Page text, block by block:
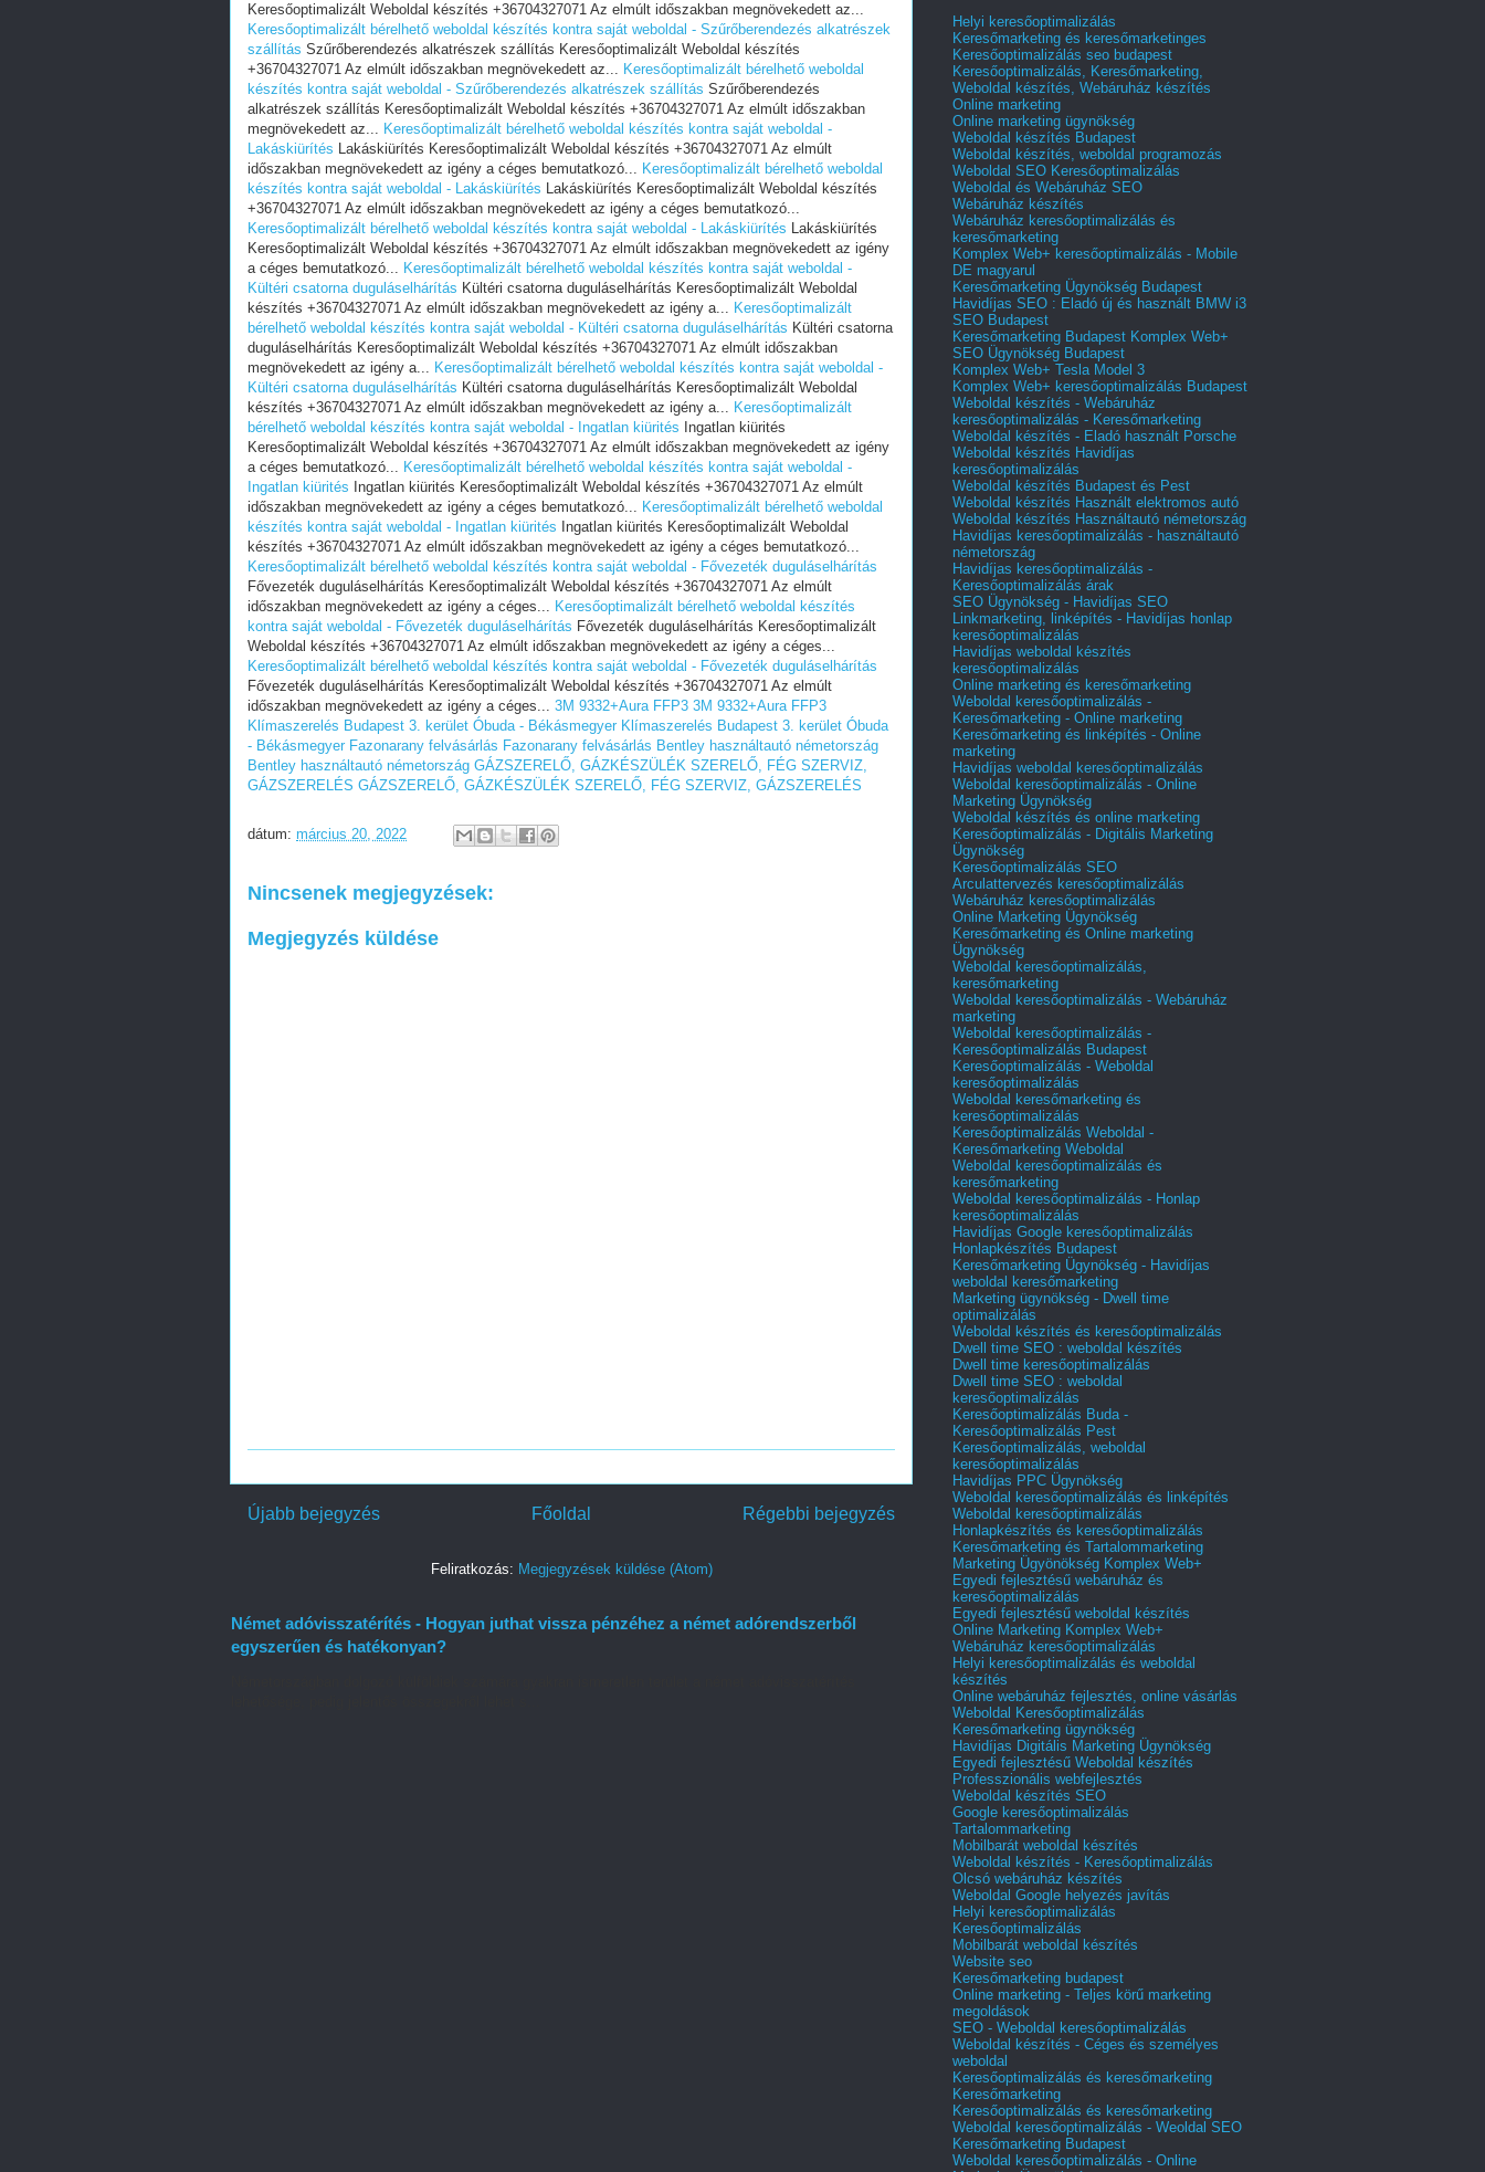
Keresőoptimalizált Weboldal készítés +36704327071 Az elmúlt időszakban megnövekedett az...
Keresőoptimalizált bérelhető weboldal készítés kontra saját weboldal - Szűrőberendezés alkatrészek
szállítás Szűrőberendezés alkatrészek szállítás Keresőoptimalizált Weboldal készítés
+36704327071 Az elmúlt időszakban megnövekedett az... Keresőoptimalizált bérelhető weboldal
készítés kontra saját weboldal - Szűrőberendezés alkatrészek szállítás Szűrőberendezés
alkatrészek szállítás Keresőoptimalizált Weboldal készítés +36704327071 Az elmúlt időszakban
megnövekedett az... Keresőoptimalizált bérelhető weboldal készítés kontra saját weboldal -
Lakáskiürítés Lakáskiürítés Keresőoptimalizált Weboldal készítés +36704327071 Az elmúlt
időszakban megnövekedett az igény a céges bemutatkozó... Keresőoptimalizált bérelhető weboldal
készítés kontra saját weboldal - Lakáskiürítés Lakáskiürítés Keresőoptimalizált Weboldal készítés
+36704327071 Az elmúlt időszakban megnövekedett az igény a céges bemutatkozó...
Keresőoptimalizált bérelhető weboldal készítés kontra saját weboldal - Lakáskiürítés Lakáskiürítés
Keresőoptimalizált Weboldal készítés +36704327071 Az elmúlt időszakban megnövekedett az igény
a céges bemutatkozó... Keresőoptimalizált bérelhető weboldal készítés kontra saját weboldal -
Kültéri csatorna duguláselhárítás Kültéri csatorna duguláselhárítás Keresőoptimalizált Weboldal
készítés +36704327071 Az elmúlt időszakban megnövekedett az igény a... Keresőoptimalizált
bérelhető weboldal készítés kontra saját weboldal - Kültéri csatorna duguláselhárítás Kültéri csatorna
duguláselhárítás Keresőoptimalizált Weboldal készítés +36704327071 Az elmúlt időszakban
megnövekedett az igény a... Keresőoptimalizált bérelhető weboldal készítés kontra saját weboldal -
Kültéri csatorna duguláselhárítás Kültéri csatorna duguláselhárítás Keresőoptimalizált Weboldal
készítés +36704327071 Az elmúlt időszakban megnövekedett az igény a... Keresőoptimalizált
bérelhető weboldal készítés kontra saját weboldal - Ingatlan kiürités Ingatlan kiürités
Keresőoptimalizált Weboldal készítés +36704327071 Az elmúlt időszakban megnövekedett az igény
a céges bemutatkozó... Keresőoptimalizált bérelhető weboldal készítés kontra saját weboldal -
Ingatlan kiürités Ingatlan kiürités Keresőoptimalizált Weboldal készítés +36704327071 Az elmúlt
időszakban megnövekedett az igény a céges bemutatkozó... Keresőoptimalizált bérelhető weboldal
készítés kontra saját weboldal - Ingatlan kiürités Ingatlan kiürités Keresőoptimalizált Weboldal
készítés +36704327071 Az elmúlt időszakban megnövekedett az igény a céges bemutatkozó...
Keresőoptimalizált bérelhető weboldal készítés kontra saját weboldal - Fővezeték duguláselhárítás
Fővezeték duguláselhárítás Keresőoptimalizált Weboldal készítés +36704327071 Az elmúlt
időszakban megnövekedett az igény a céges... Keresőoptimalizált bérelhető weboldal készítés
kontra saját weboldal - Fővezeték duguláselhárítás Fővezeték duguláselhárítás Keresőoptimalizált
Weboldal készítés +36704327071 Az elmúlt időszakban megnövekedett az igény a céges...
Keresőoptimalizált bérelhető weboldal készítés kontra saját weboldal - Fővezeték duguláselhárítás
Fővezeték duguláselhárítás Keresőoptimalizált Weboldal készítés +36704327071 Az elmúlt
időszakban megnövekedett az igény a céges... 3M 9332+Aura FFP3 3M 9332+Aura FFP3
Klímaszerelés Budapest 3. kerület Óbuda - Békásmegyer Klímaszerelés Budapest 3. kerület Óbuda
- Békásmegyer Fazonarany felvásárlás Fazonarany felvásárlás Bentley használtautó németország
Bentley használtautó németország GÁZSZERELŐ, GÁZKÉSZÜLÉK SZERELŐ, FÉG SZERVIZ,
GÁZSZERELÉS GÁZSZERELŐ, GÁZKÉSZÜLÉK SZERELŐ, FÉG SZERVIZ, GÁZSZERELÉS
dátum: március 20, 2022
Nincsenek megjegyzések:
Megjegyzés küldése
Újabb bejegyzés Régebbi bejegyzés
Főoldal
Feliratkozás: Megjegyzések küldése (Atom)
Német adóvisszatérítés - Hogyan juthat vissza pénzéhez a német adórendszerből
egyszerűen és hatékonyan?
Helyi keresőoptimalizálás
Keresőmarketing és keresőmarketinges
Keresőoptimalizálás seo budapest
Keresőoptimalizálás, Keresőmarketing,
Weboldal készítés, Webáruház készítés
Online marketing
Online marketing ügynökség
Weboldal készítés Budapest
Weboldal készítés, weboldal programozás
Weboldal SEO Keresőoptimalizálás
Weboldal és Webáruház SEO
Webáruház készítés
Webáruház keresőoptimalizálás és
keresőmarketing
Komplex Web+ keresőoptimalizálás - Mobile
DE magyarul
Keresőmarketing Ügynökség Budapest
Havidíjas SEO : Eladó új és használt BMW i3
SEO Budapest
Keresőmarketing Budapest Komplex Web+
SEO Ügynökség Budapest
Komplex Web+ Tesla Model 3
Komplex Web+ keresőoptimalizálás Budapest
Weboldal készítés - Webáruház
keresőoptimalizálás - Keresőmarketing
Weboldal készítés - Eladó használt Porsche
Weboldal készítés Havidíjas
keresőoptimalizálás
Weboldal készítés Budapest és Pest
Weboldal készítés Használt elektromos autó
Weboldal készítés Használtautó németország
Havidíjas keresőoptimalizálás - használtautó
németország
Havidíjas keresőoptimalizálás -
Keresőoptimalizálás árak
SEO Ügynökség - Havidíjas SEO
Linkmarketing, linképítés - Havidíjas honlap
keresőoptimalizálás
Havidíjas weboldal készítés
keresőoptimalizálás
Online marketing és keresőmarketing
Weboldal keresőoptimalizálás -
Keresőmarketing - Online marketing
Keresőmarketing és linképítés - Online
marketing
Havidíjas weboldal keresőoptimalizálás
Weboldal keresőoptimalizálás - Online
Marketing Ügynökség
Weboldal készítés és online marketing
Keresőoptimalizálás - Digitális Marketing
Ügynökség
Keresőoptimalizálás SEO
Arculattervezés keresőoptimalizálás
Webáruház keresőoptimalizálás
Online Marketing Ügynökség
Keresőmarketing és Online marketing
Ügynökség
Weboldal keresőoptimalizálás,
keresőmarketing
Weboldal keresőoptimalizálás - Webáruház
marketing
Weboldal keresőoptimalizálás -
Keresőoptimalizálás Budapest
Keresőoptimalizálás - Weboldal
keresőoptimalizálás
Weboldal keresőmarketing és
keresőoptimalizálás
Keresőoptimalizálás Weboldal -
Keresőmarketing Weboldal
Weboldal keresőoptimalizálás és
keresőmarketing
Weboldal keresőoptimalizálás - Honlap
keresőoptimalizálás
Havidíjas Google keresőoptimalizálás
Honlapkészítés Budapest
Keresőmarketing Ügynökség - Havidíjas
weboldal keresőmarketing
Marketing ügynökség - Dwell time
optimalizálás
Weboldal készítés és keresőoptimalizálás
Dwell time SEO : weboldal készítés
Dwell time keresőoptimalizálás
Dwell time SEO : weboldal
keresőoptimalizálás
Keresőoptimalizálás Buda -
Keresőoptimalizálás Pest
Keresőoptimalizálás, weboldal
keresőoptimalizálás
Havidíjas PPC Ügynökség
Weboldal keresőoptimalizálás és linképítés
Weboldal keresőoptimalizálás
Honlapkészítés és keresőoptimalizálás
Keresőmarketing és Tartalommarketing
Marketing Ügyönökség Komplex Web+
Egyedi fejlesztésű webáruház és
keresőoptimalizálás
Egyedi fejlesztésű weboldal készítés
Online Marketing Komplex Web+
Webáruház keresőoptimalizálás
Helyi keresőoptimalizálás és weboldal
készítés
Online webáruház fejlesztés, online vásárlás
Weboldal Keresőoptimalizálás
Keresőmarketing ügynökség
Havidíjas Digitális Marketing Ügynökség
Egyedi fejlesztésű Weboldal készítés
Professzionális webfejlesztés
Weboldal készítés SEO
Google keresőoptimalizálás
Tartalommarketing
Mobilbarát weboldal készítés
Weboldal készítés - Keresőoptimalizálás
Olcsó webáruház készítés
Weboldal Google helyezés javítás
Helyi keresőoptimalizálás
Keresőoptimalizálás
Mobilbarát weboldal készítés
Website seo
Keresőmarketing budapest
Online marketing - Teljes körű marketing
megoldások
SEO - Weboldal keresőoptimalizálás
Weboldal készítés - Céges és személyes
weboldal
Keresőoptimalizálás és keresőmarketing
Keresőmarketing
Keresőoptimalizálás és keresőmarketing
Weboldal keresőoptimalizálás - Weoldal SEO
Keresőmarketing Budapest
Weboldal keresőoptimalizálás - Online